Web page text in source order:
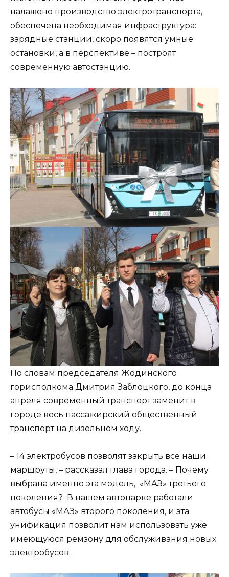
налажено производство электротранспорта,
обеспечена необходимая инфраструктура:
зарядные станции, скоро появятся умные
остановки, а в перспективе – построят
современную автостанцию.
По словам председателя Жодинского
горисполкома Дмитрия Заблоцкого, до конца
апреля современный транспорт заменит в
городе весь пассажирский общественный
транспорт на дизельном ходу.
– 14 электробусов позволят закрыть все наши
маршруты, – рассказал глава города. – Почему
выбрана именно эта модель, «МАЗ» третьего
поколения? В нашем автопарке работали
автобусы «МАЗ» второго поколения, и эта
унификация позволит нам использовать уже
имеющуюся ремзону для обслуживания новых
электробусов.